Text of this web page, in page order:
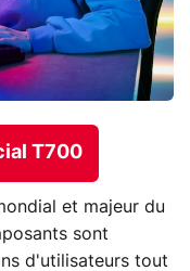
T700
et majeur du
sont
d'utilisateurs tout